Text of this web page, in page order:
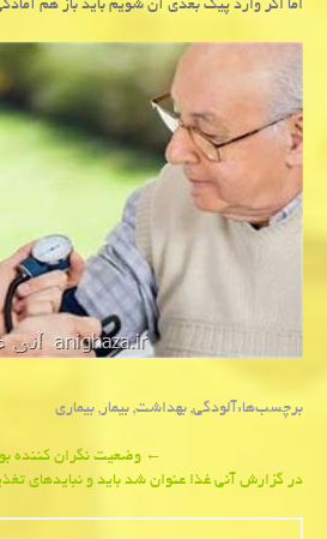
اما اگر وارد پیک بعدی آن شویم باید باز هم آمادگی
برچسب‌ها:آلودگی,بهداشت,بیمار,بیماری
navigation
←وضعیت نگران كننده
در گزارش آنی غذا عنوان شد باید و نبایدهای